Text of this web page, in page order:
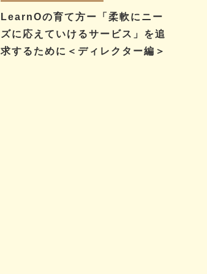
LearnOの育て方ー「柔軟にニー
ズに応えていけるサービス」を追
求するために＜ディレクター編＞